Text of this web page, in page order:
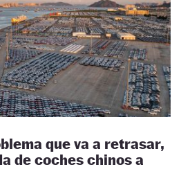
que va a retrasar,
de coches chinos a